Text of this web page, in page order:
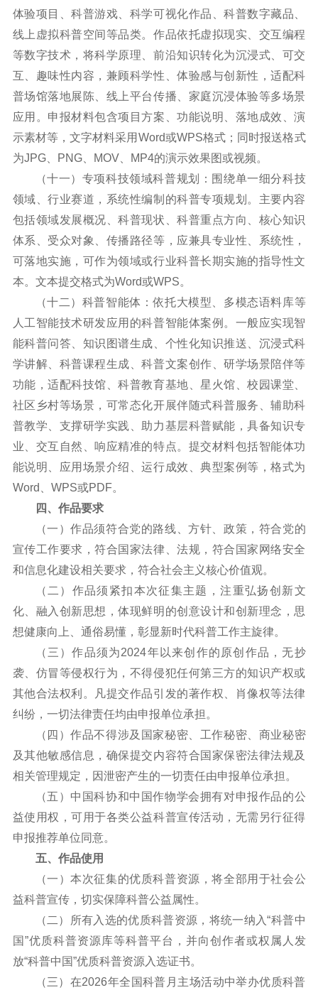
体验项目、科普游戏、科学可视化作品、科普数字藏品、
线上虚拟科普空间等品类。作品依托虚拟现实、交互编程
等数字技术，将科学原理、前沿知识转化为沉浸式、可交
互、趣味性内容，兼顾科学性、体验感与创新性，适配科
普场馆落地展陈、线上平台传播、家庭沉浸体验等多场景
应用。申报材料包含项目方案、功能说明、落地成效、演
示素材等，文字材料采用Word或WPS格式；同时报送格式
为JPG、PNG、MOV、MP4的演示效果图或视频。
（十一）专项科技领域科普规划：围绕单一细分科技
领域、行业赛道，系统性编制的科普专项规划。主要内容
包括领域发展概况、科普现状、科普重点方向、核心知识
体系、受众对象、传播路径等，应兼具专业性、系统性，
可落地实施，可作为领域或行业科普长期实施的指导性文
本。文本提交格式为Word或WPS。
（十二）科普智能体：依托大模型、多模态语料库等
人工智能技术研发应用的科普智能体案例。一般应实现智
能科普问答、知识图谱生成、个性化知识推送、沉浸式科
学讲解、科普课程生成、科普文案创作、研学场景陪伴等
功能，适配科技馆、科普教育基地、星火馆、校园课堂、
社区乡村等场景，可常态化开展伴随式科普服务、辅助科
普教学、支撑研学实践、助力基层科普赋能，具备知识专
业、交互自然、响应精准的特点。提交材料包括智能体功
能说明、应用场景介绍、运行成效、典型案例等，格式为
Word、WPS或PDF。
四、作品要求
（一）作品须符合党的路线、方针、政策，符合党的
宣传工作要求，符合国家法律、法规，符合国家网络安全
和信息化建设相关要求，符合社会主义核心价值观。
（二）作品须紧扣本次征集主题，注重弘扬创新文
化、融入创新思想，体现鲜明的创意设计和创新理念，思
想健康向上、通俗易懂，彰显新时代科普工作主旋律。
（三）作品须为2024年以来创作的原创作品，无抄
袭、仿冒等侵权行为，不得侵犯任何第三方的知识产权或
其他合法权利。凡提交作品引发的著作权、肖像权等法律
纠纷，一切法律责任均由申报单位承担。
（四）作品不得涉及国家秘密、工作秘密、商业秘密
及其他敏感信息，确保提交内容符合国家保密法律法规及
相关管理规定，因泄密产生的一切责任由申报单位承担。
（五）中国科协和中国作物学会拥有对申报作品的公
益使用权，可用于各类公益科普宣传活动，无需另行征得
申报推荐单位同意。
五、作品使用
（一）本次征集的优质科普资源，将全部用于社会公
益科普宣传，切实保障科普公益属性。
（二）所有入选的优质科普资源，将统一纳入“科普中
国”优质科普资源库等科普平台，并向创作者或权属人发
放“科普中国”优质科普资源入选证书。
（三）在2026年全国科普月主场活动中举办优质科普